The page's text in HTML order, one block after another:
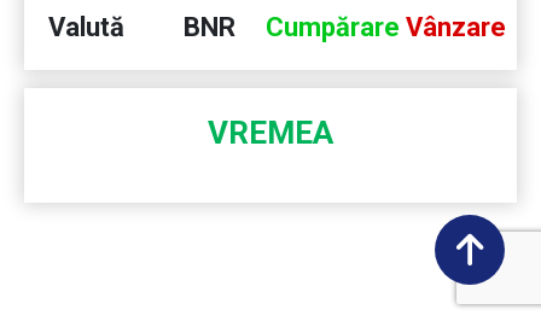
Valută BNR Cumpărare Vânzare
VREMEA